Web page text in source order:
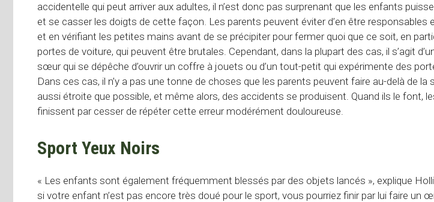
accidentelle qui peut arriver aux adultes, il n’est donc pas surprenant que les enfants
et se casser les doigts de cette façon. Les parents peuvent éviter d’en être responsables
et en vérifiant les petites mains avant de se précipiter pour fermer quoi que ce soit, en
portes de voiture, qui peuvent être brutales. Cependant, dans la plupart des cas, il s’agit
sœur qui se dépêche d’ouvrir un coffre à jouets ou d’un tout-petit qui expérimente des
Dans ces cas, il n’y a pas une tonne de choses que les parents peuvent faire au-delà de la
aussi étroite que possible, et même alors, des accidents se produisent. Quand ils le font,
finissent par cesser de répéter cette erreur modérément douloureuse.
Sport Yeux Noirs
« Les enfants sont également fréquemment blessés par des objets lancés », explique
si votre enfant n’est pas encore très doué pour le sport, vous pourriez finir par lui faire un